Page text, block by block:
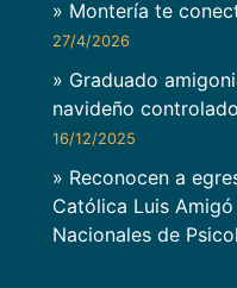
» Montería te
27/4/2026
» Graduado
navideño
16/12/2025
» Reconocen a
Católica Luis
Nacionales de